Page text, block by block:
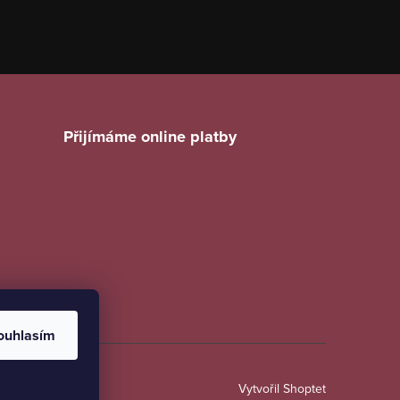
Přijímáme online platby
Vytvořil Shoptet